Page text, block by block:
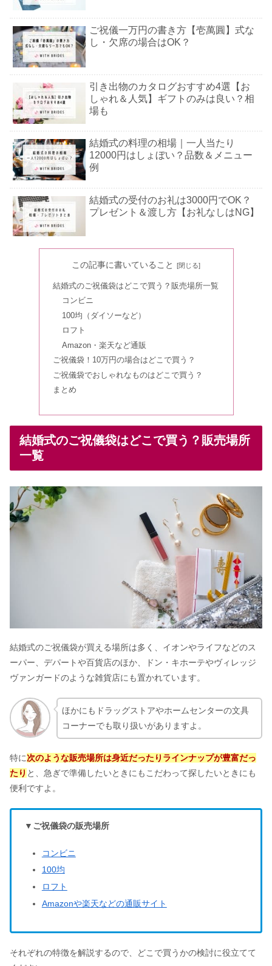
ご祝儀一万円の書き方【壱萬圓】式な
し・欠席の場合はOK？
引き出物のカタログおすすめ4選【お
しゃれ＆人気】ギフトのみは良い？相
場も
結婚式の料理の相場｜一人当たり
12000円はしょぼい？品数＆メニュー
例
結婚式の受付のお礼は3000円でOK？
プレゼント＆渡し方【お礼なしはNG】
う？【100均・ロフト】手紙は分ける
べき？
結婚式のテーブルコーディネート22選
海外挙式+国内披露宴のセットが安
い？人気のパーティスタイルとは
結婚指輪プラチナ以外で後悔！？プラ
チナにすればよかったの口コミまとめ
し】花などアレンジ画像13選！
【入籍までの流れ】入籍前にするこ
と・期間＆入籍準備！結婚式しない場
【結婚&入籍】縁起の良い日カレンダ
ー《2023年》最強の開運日は？
結婚式の値引き交渉10のコツ！契約後
の値引きはどこまで？
海外挙式の招待状！例文＆書き方から
発送時期まで【完全版】
入籍祝いを友達に！現金はあり？おし
ゃれなプレゼント5選
【比較表】カルティエとティファニー
集
き＆中袋ののりは？《完全版》
この記事に書いていること
結婚式のご祝儀袋はどこで買う？販売場所一覧
コンビニ
100均（ダイソーなど）
ロフト
Amazon・楽天など通販
ご祝儀袋！10万円の場合はどこで買う？
ご祝儀袋でおしゃれなものはどこで買う？
まとめ
結婚式のご祝儀袋はどこで買う？販売場所
一覧
結婚式のご祝儀袋が買える場所は多く、イオンやライフなどのス
ーパー、デパートや百貨店のほか、ドン・キホーテやヴィレッジ
ヴァンガードのような雑貨店にも置かれています。
ほかにもドラッグストアやホームセンターの文具
コーナーでも取り扱いがありますよ。
特に次のような販売場所は身近だったりラインナップが豊富だっ
たり と、急ぎで準備したいときにもこだわって探したいときにも
便利ですよ。
▼ご祝儀袋の販売場所
コンビニ
100均
ロフト
Amazonや楽天などの通販サイト
それぞれの特徴を解説するので、どこで買うかの検討に役立てて